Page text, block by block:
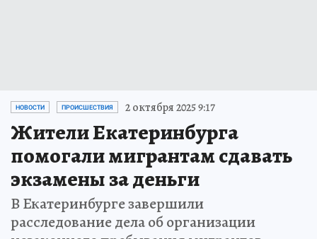
НОВОСТИ ПРОИСШЕСТВИЯ 2 октября 2025 9:17
Жители Екатеринбурга
помогали мигрантам сдавать
экзамены за деньги
В Екатеринбурге завершили
расследование дела об организации